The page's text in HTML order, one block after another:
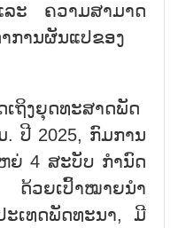
ະ ຄວາມ​ສາ​ມາດ​
ການ​ຜັນ​ແປ​ຂອງ​
ເຖິງ​ຍຸດ​ທະ​ສາດ​ພັດ​
ປີ 2025, ກົມ​ການ​
ຍ່ 4 ສະ​ບັບ ກຳ​ນົດ​
ດ້ວຍ​ເປົ້າ​ໝາຍ​ນຳ
ເທດ​ພັດ​ທະ​ນາ, ມີ​